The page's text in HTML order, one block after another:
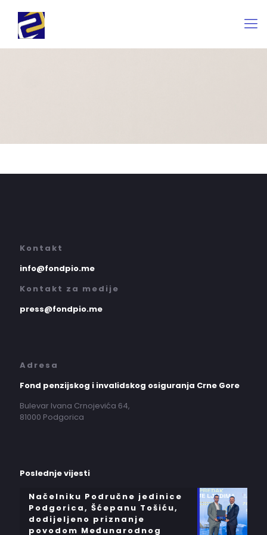
Kontakt
info@fondpio.me
Kontakt za medije
press@fondpio.me
Adresa
Fond penzijskog i invalidskog osiguranja Crne Gore
Bulevar Ivana Crnojevića 64,
81000 Podgorica
Poslednje vijesti
Načelniku Područne jedinice
Podgorica, Šćepanu Tošiću,
dodijeljeno priznanje
povodom Međunarodnog